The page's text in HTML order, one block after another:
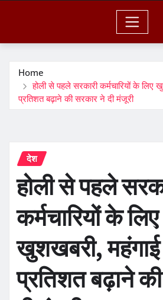
Home
होली से पहले सरकारी कर्मचारियों के लिए
प्रतिशत बढ़ाने की सरकार ने दी मंजूरी
देश
होली से पहले
कर्मचारियों के लिए
खुशखबरी, महंगाई
प्रतिशत बढ़ाने